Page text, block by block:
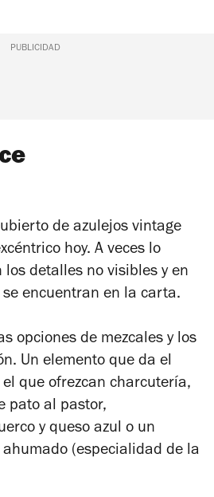
PUBLICIDAD
de azulejos vintage
hoy. A veces lo
detalles no visibles y en
encuentran en la carta.
opciones de mezcales y los
Un elemento que da el
que ofrezcan charcutería,
pato al pastor,
y queso azul o un
(especialidad de la